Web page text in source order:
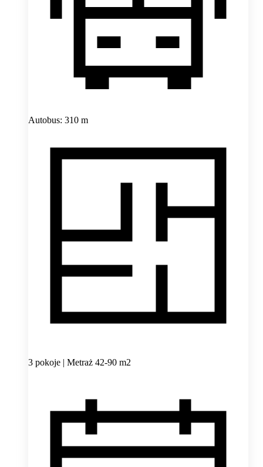
Autobus: 310 m
3 pokoje | Metraż 42-90 m2